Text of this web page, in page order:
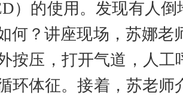
）的使用。发现有人
何？讲座现场，苏娜老
压，打开气道，人工
环体征。接着，苏老